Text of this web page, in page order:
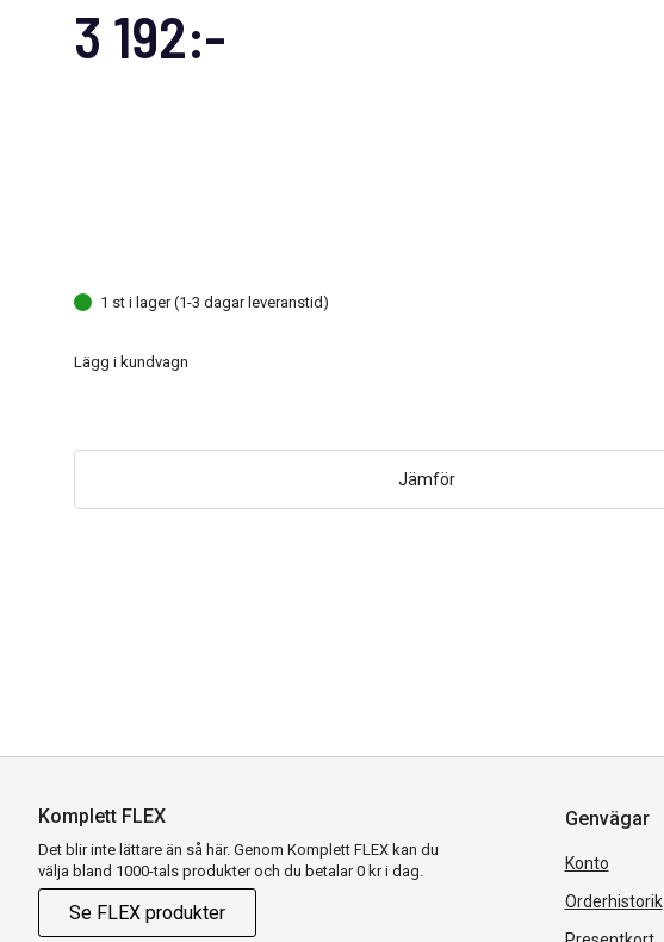
3 192:-
1 st i lager (1-3 dagar leveranstid)
Lägg i kundvagn
Jämför
Komplett FLEX
Det blir inte lättare än så här. Genom Komplett FLEX kan du
välja bland 1000-tals produkter och du betalar 0 kr i dag.
Se FLEX produkter
Genvägar
Konto
Orderhistorik